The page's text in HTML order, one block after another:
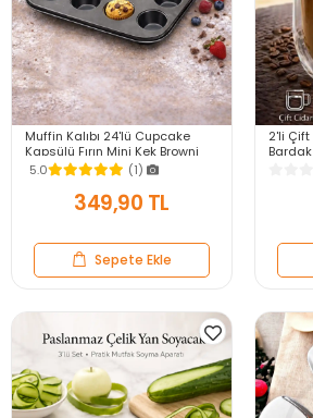
Muffin Kalıbı 24'lü Cupcake
Kapsülü Fırın Mini Kek Browni
Kekstra Kurabiye Kalıbı Muffin
Baking Pan
5.0 (1)
349,90 TL
Sepete Ekle
2'li Çift
Kulplu